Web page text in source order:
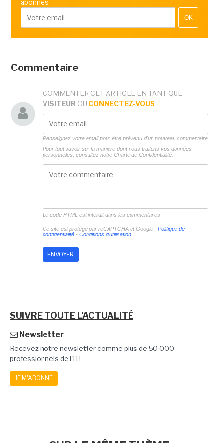
abonnés
OK
Commentaire
COMMENTER CET ARTICLE EN TANT QUE
VISITEUR OU CONNECTEZ-VOUS
Renseignez votre email pour être prévenu d'un nouveau commentaire
Pour tout savoir sur la manière dont nous traitons vos données
personnelles, consultez notre Charte de Confidentialité.
Le code HTML est interdit dans les commentaires
Ce site est protégé par reCAPTCHA et Google - Politique de
confidentialité- Conditions d'utilisation
SUIVRE TOUTE L'ACTUALITÉ
Newsletter
Recevez notre newsletter comme plus de 50 000
professionnels de l'IT!
JE M'ABONNE